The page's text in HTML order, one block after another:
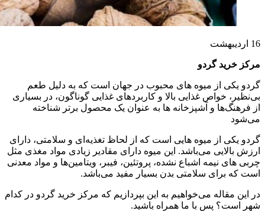
16 اردیبهشت
مرکز خرید گردو
گردو یکی از میوه‌ های محبوب در جهان است که به دلیل طعم
بی‌نظیر، خواص غذایی بالا و کاربردهای غذایی گوناگون، در بسیاری
از فرهنگ‌ها و آشپزخانه‌ ها به عنوان یک محصول برتر شناخته
می‌شود
گردو یکی از میوه‌ هایی است که از لحاظ تغذیه‌ای و سلامتی، دارای
ارزش بالایی می‌باشد. این میوه دارای مقادیر زیادی مواد مغذی مثل
چربی‌ های نیمه‌ اشباع نشده، پروتئین، فیبر، ویتامین‌ها و مواد معدنی
است که برای سلامتی بدن بسیار مفید می‌باشد.
در این مقاله می‌خواهیم به این بپردازیم که مرکز خرید گردو در کدام
شهر است؟ پس با ما همراه باشید.